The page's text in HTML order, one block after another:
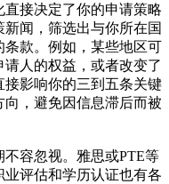
接决定了你的申请策略
闻，筛选出与你所在国
款。例如，某些地区可
人的权益，或者改变了
影响你的三到五条关键
，避免因信息滞后而被
容忽视。雅思或PTE等
评估和学历认证也有各